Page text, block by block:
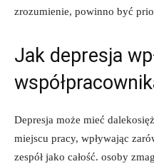
zrozumienie, ⁢powinno być
Jak depresja
Depresja ⁢może⁤ mieć
miejscu pracy,⁣ wpływając‌
zespół jako całość. osoby